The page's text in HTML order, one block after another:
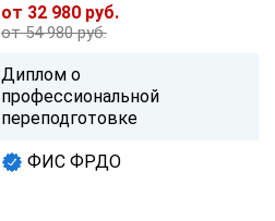
от 32 980 руб.
от 54 980 руб.
Диплом о
профессиональной
переподготовке
ФИС ФРДО